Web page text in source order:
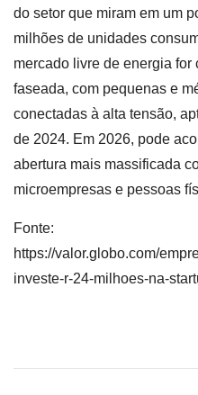
do setor que miram em um
milhões de unidades
mercado livre de energia for
faseada, com pequenas e
conectadas à alta tensão,
de 2024. Em 2026, pode
abertura mais massificada
microempresas e pessoas
Fonte:
https://valor.globo.com/
investe-r-24-milhoes-na-